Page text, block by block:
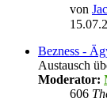
von
Bezness -
Austausch
Moderator:
606